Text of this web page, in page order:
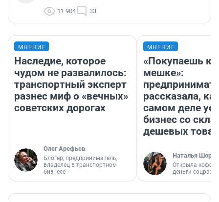
11 904 33
МНЕНИЕ
Наследие, которое
чудом не развалилось:
транспортный эксперт
разнес миф о «вечных»
советских дорогах
Олег Арефьев
Блогер, предприниматель,
владелец в транспортном
бизнесе
МНЕНИЕ
«Покупаешь
мешке»:
рассказала,
самом деле
бизнес со
дешевых
Наталья
Открыла
деньги